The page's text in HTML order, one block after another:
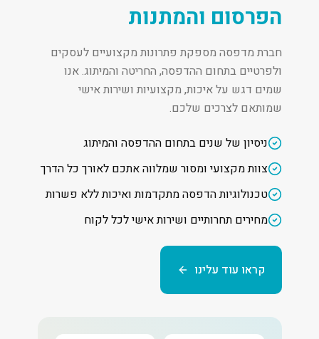
הפרסום והמתנות
חברת מדפסה מספקת פתרונות מקצועיים לעסקים
ולפרטיים בתחום ההדפסה, החריטה והמיתוג. אנו
שמים דגש על איכות, מקצועיות ושירות אישי
שמותאם לצרכים שלכם.
ניסיון של שנים בתחום ההדפסה והמיתוג
צוות מקצועי ומסור שמלווה אתכם לאורך כל הדרך
טכנולוגיות הדפסה מתקדמות ואיכות ללא פשרות
מחירים תחרותיים ושירות אישי לכל לקוח
קראו עוד עלינו